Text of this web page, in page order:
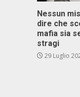
Nessun
dire che
mafia sia
stragi
29 Luglio